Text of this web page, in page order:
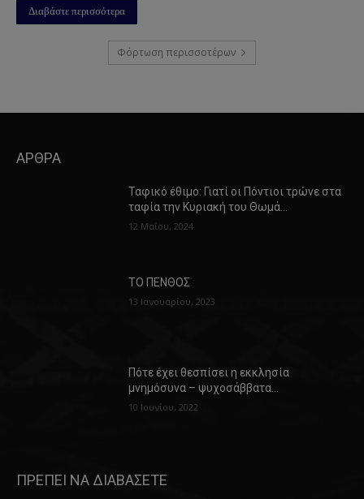
Διαβάστε περισσότερα
Φόρτωση περισσοτέρων
ΑΡΘΡΑ
Ταφικό έθιμο: Γιατί οι Πόντιοι τρώνε στα
ταφία την Κυριακή του Θωμά…
12 Μαΐου, 2024
ΤΟ ΠΕΝΘΟΣ
13 Ιανουαρίου, 2023
Πότε έχει θεσπίσει η εκκλησία
μνημόσυνα – ψυχοσάββατα…
10 Ιουνίου, 2022
ΠΡΕΠΕΙ ΝΑ ΔΙΑΒΑΣΕΤΕ